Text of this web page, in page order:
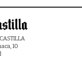
10